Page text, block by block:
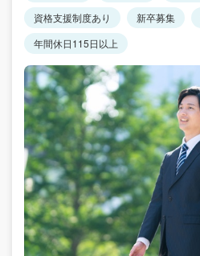
資格支援制度あり
新卒募集
年間休日115日以上